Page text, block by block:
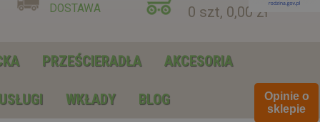
0 szt, 0,00 zł
DOSTAWA
PRZEŚCIERADŁA AKCESORIA
WKŁADY BLOG
Opinie o
sklepie